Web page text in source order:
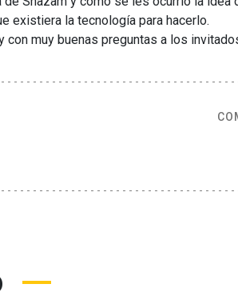
existiera la tecnología para hacerlo.
con muy buenas preguntas a los